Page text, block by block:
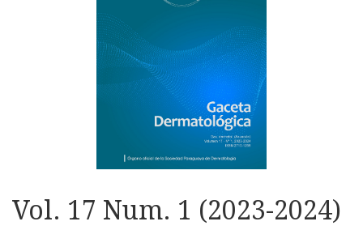
Vol. 17 Num. 1 (2023-2024)